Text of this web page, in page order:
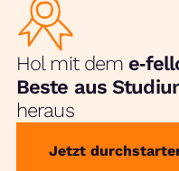
Hol mit dem
Beste aus
heraus
Jetzt